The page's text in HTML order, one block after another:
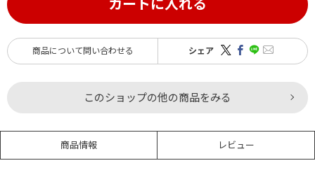
カートに入れる
商品について問い合わせる シェア
このショップの他の商品をみる
商品情報 レビュー